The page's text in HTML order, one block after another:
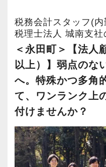
専任の情報システム
きやすい環境を日々
で社内の業務改善に
ジュール調整も個々
勤務・時差出勤の運
方に対応しています。
こうしたメリハリを
境の中、専門学校や
にチャレンジしてい
年税理士試験の合格
生前の相続対策や土
どのコンサルティン
能。
民法・会社法・建築
どだけでなく税務会
に付けられます。
さまざまな士業と連
て主役になれるのが
ッフの醍醐味です。
【雑誌等に何度も取
税務会計スタッフ(
税理士法人 城南支社
＜永田町＞【法人
以上）】弱点のな
へ。特殊かつ多角
て、ワンランク上
付けませんか？